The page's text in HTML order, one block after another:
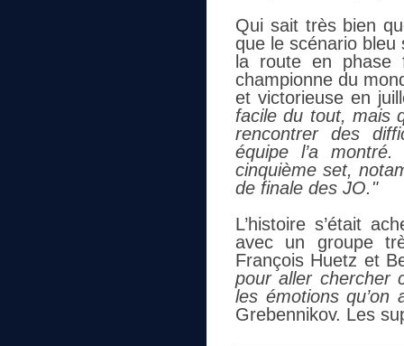
Qui sait très bien
que le scénario bleu
la route en phase
championne du
et victorieuse en
facile du tout, mais
rencontrer des
équipe l’a
cinquième set,
de finale des JO."
L’histoire s’était
avec un groupe
François Huetz et
pour aller chercher
les émotions qu’on
Grebennikov. Les